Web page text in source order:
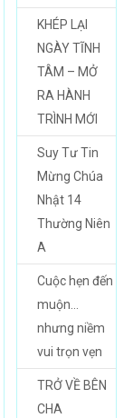
KHÉP LẠI
NGÀY TĨNH
TÂM – MỞ
RA HÀNH
TRÌNH MỚI
Suy Tư Tin
Mừng Chúa
Nhật 14
Thường Niên
A
Cuộc hẹn đến
muộn…
nhưng niềm
vui trọn vẹn
TRỞ VỀ BÊN
CHA